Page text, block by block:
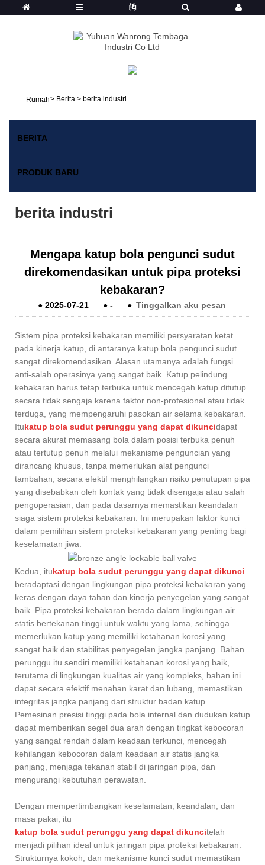
Rumah> Berita > berita industri
BERITA
PRODUK BARU
berita industri
Mengapa katup bola pengunci sudut
direkomendasikan untuk pipa proteksi
kebakaran?
● 2025-07-21 ● - ● Tinggalkan aku pesan
Sistem pipa proteksi kebakaran memiliki persyaratan ketat
pada kinerja katup, di antaranya katup bola pengunci sudut
sangat direkomendasikan. Alasan utamanya adalah fungsi
anti-salah operasinya yang sangat baik. Katup pelindung
kebakaran harus tetap terbuka untuk mencegah katup ditutup
secara tidak sengaja karena faktor non-profesional atau tidak
terduga, yang mempengaruhi pasokan air selama kebakaran.
Itukatup bola sudut perunggu yang dapat dikuncidapat
secara akurat memasang bola dalam posisi terbuka penuh
atau tertutup penuh melalui mekanisme penguncian yang
dirancang khusus, tanpa memerlukan alat pengunci
tambahan, secara efektif menghilangkan risiko penutupan pipa
yang disebabkan oleh kontak yang tidak disengaja atau salah
pengoperasian, dan pada dasarnya memastikan keandalan
siaga sistem proteksi kebakaran. Ini merupakan faktor kunci
dalam pemilihan sistem proteksi kebakaran yang penting bagi
keselamatan jiwa.
Kedua, itukatup bola sudut perunggu yang dapat dikunci
beradaptasi dengan lingkungan pipa proteksi kebakaran yang
keras dengan daya tahan dan kinerja penyegelan yang sangat
baik. Pipa proteksi kebakaran berada dalam lingkungan air
statis bertekanan tinggi untuk waktu yang lama, sehingga
memerlukan katup yang memiliki ketahanan korosi yang
sangat baik dan stabilitas penyegelan jangka panjang. Bahan
perunggu itu sendiri memiliki ketahanan korosi yang baik,
terutama di lingkungan kualitas air yang kompleks, bahan ini
dapat secara efektif menahan karat dan lubang, memastikan
integritas jangka panjang dari struktur badan katup.
Pemesinan presisi tinggi pada bola internal dan dudukan katup
dapat memberikan segel dua arah dengan tingkat kebocoran
yang sangat rendah dalam keadaan terkunci, mencegah
kehilangan kebocoran dalam keadaan air statis jangka
panjang, menjaga tekanan stabil di jaringan pipa, dan
mengurangi kebutuhan perawatan.
Dengan mempertimbangkan keselamatan, keandalan, dan
masa pakai, itu
katup bola sudut perunggu yang dapat dikuncitelah
menjadi pilihan ideal untuk jaringan pipa proteksi kebakaran.
Strukturnya kokoh, dan mekanisme kunci sudut memastikan